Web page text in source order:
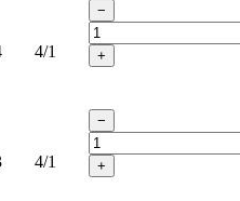
4/1
−
+
4/1
−
+